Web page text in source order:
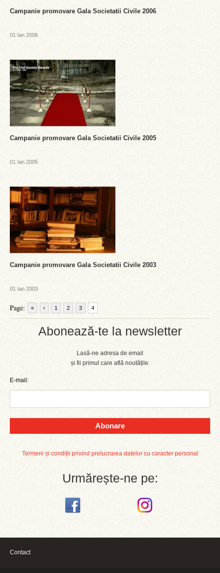
Abonează-te la newsletter
Lasă-ne adresa de email
și fii primul care află noutățile.
E-mail:
Abonare
Termeni și condiții privind prelucrarea datelor cu caracter personal
Urmărește-ne pe:
Campanie promovare Gala Societatii Civile 2006
01 Ian 2006
Campanie promovare Gala Societatii Civile 2005
01 Ian 2005
Campanie promovare Gala Societatii Civile 2003
01 Ian 2003
Page: « ‹ 1 2 3 4
Contact